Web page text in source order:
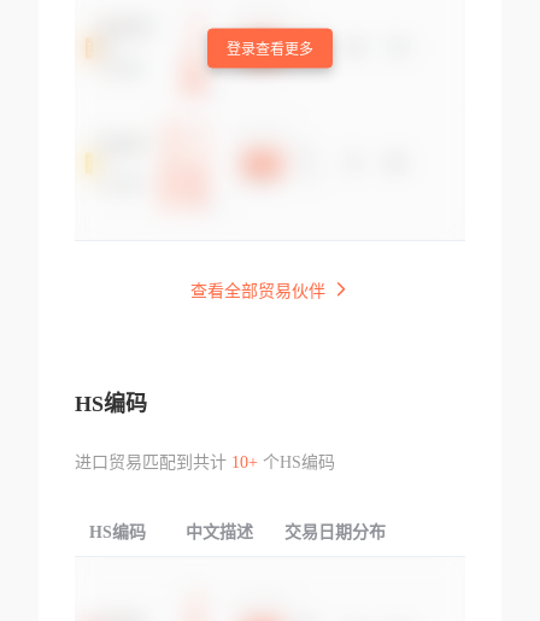
登录查看更多
查看全部贸易伙伴
HS编码
进口贸易匹配到共计 10+个HS编码
HS编码 中文描述 交易日期分布